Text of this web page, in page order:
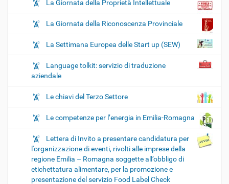
La Giornata della Proprietà Intellettuale
La Giornata della Riconoscenza Provinciale
La Settimana Europea delle Start up (SEW)
Language tolkit: servizio di traduzione
aziendale
Le chiavi del Terzo Settore
Le competenze per l’energia in Emilia-Romagna
Lettera di Invito a presentare candidatura per
l'organizzazione di eventi, rivolti alle imprese della
regione Emilia – Romagna soggette all’obbligo di
etichettatura alimentare, per la promozione e
presentazione del servizio Food Label Check